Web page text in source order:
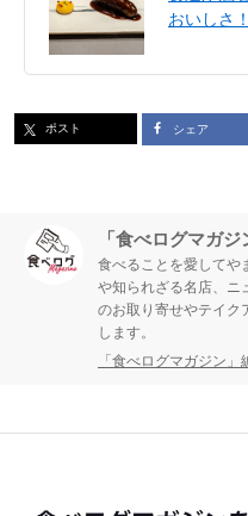
おいしさ
ポスト シェア
「食べログマガ
食べることを愛してや
や知られざる名店、ニ
のお取り寄せやテイク
します。
「食べログマガジン